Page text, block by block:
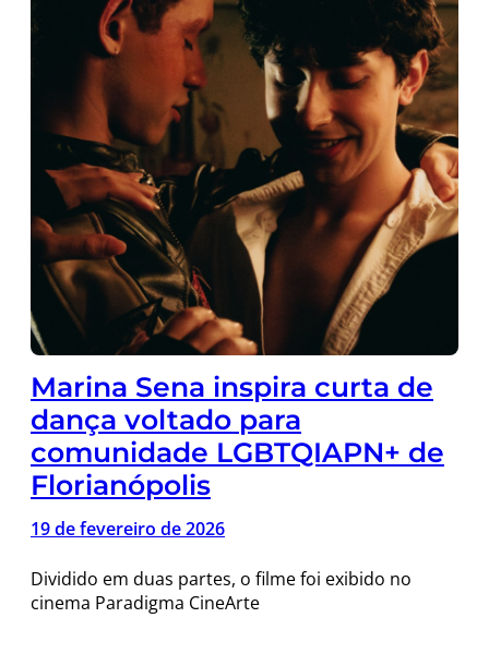
Marina Sena inspira curta de
dança voltado para
comunidade LGBTQIAPN+ de
Florianópolis
19 de fevereiro de 2026
Dividido em duas partes, o filme foi exibido no
cinema Paradigma CineArte